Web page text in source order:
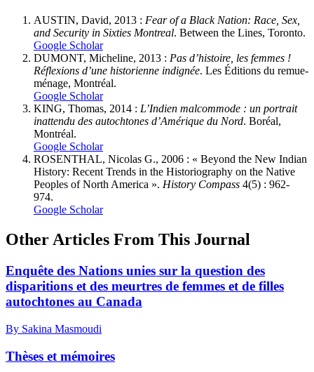
AUSTIN, David, 2013 : Fear of a Black Nation: Race, Sex,
and Security in Sixties Montreal. Between the Lines, Toronto.
Google Scholar
DUMONT, Micheline, 2013 : Pas d’histoire, les femmes !
Réflexions d’une historienne indignée. Les Éditions du remue-
ménage, Montréal.
Google Scholar
KING, Thomas, 2014 : L’Indien malcommode : un portrait
inattendu des autochtones d’Amérique du Nord. Boréal,
Montréal.
Google Scholar
ROSENTHAL, Nicolas G., 2006 : « Beyond the New Indian
History: Recent Trends in the Historiography on the Native
Peoples of North America ». History Compass 4(5) : 962-
974.
Google Scholar
Other Articles From This Journal
Enquête des Nations unies sur la question des
disparitions et des meurtres de femmes et de filles
autochtones au Canada
By Sakina Masmoudi
Thèses et mémoires